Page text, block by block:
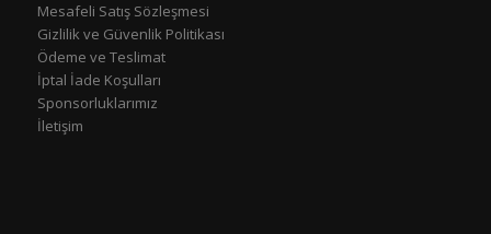
Mesafeli Satış Sözleşmesi
Gizlilik ve Güvenlik Politikası
Ödeme ve Teslimat
İptal İade Koşulları
Sponsorluklarımız
İletişim